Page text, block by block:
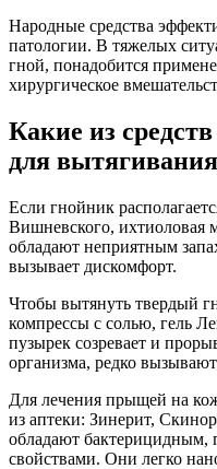
Народные средства
патологии. В тяжелых
гной, понадобится
хирургическое
Какие из
для
Если гнойник
Вишневского, ихтиоловая
обладают неприятным
вызывает дискомфорт.
Чтобы вытянуть твердый
компрессы с солью, гель
пузырек созревает и
организма, редко
Для лечения прыщей на
из аптеки: Зинерит,
обладают бактерицидным,
свойствами. Они легко